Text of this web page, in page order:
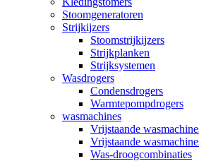
Stoomgeneratoren
Strijkijzers
Stoomstrijkijzers
Strijkplanken
Strijksystemen
Wasdrogers
Condensdrogers
Warmtepompdrogers
wasmachines
Vrijstaande
Vrijstaande
Was-droogcombinaties